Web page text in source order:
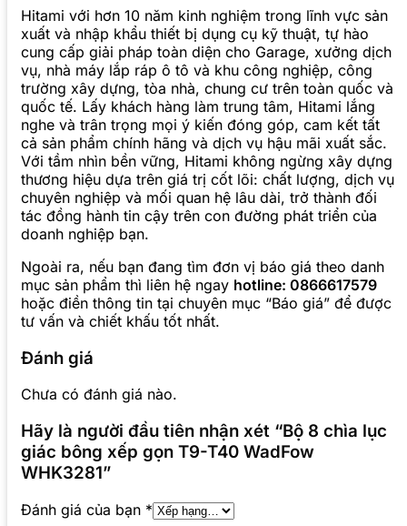
Hitami với hơn 10 năm kinh nghiệm trong lĩnh vực sản
xuất và nhập khẩu thiết bị dụng cụ kỹ thuật, tự hào
cung cấp giải pháp toàn diện cho Garage, xưởng dịch
vụ, nhà máy lắp ráp ô tô và khu công nghiệp, công
trường xây dựng, tòa nhà, chung cư trên toàn quốc và
quốc tế. Lấy khách hàng làm trung tâm, Hitami lắng
nghe và trân trọng mọi ý kiến đóng góp, cam kết tất
cả sản phẩm chính hãng và dịch vụ hậu mãi xuất sắc.
Với tầm nhìn bền vững, Hitami không ngừng xây dựng
thương hiệu dựa trên giá trị cốt lõi: chất lượng, dịch vụ
chuyên nghiệp và mối quan hệ lâu dài, trở thành đối
tác đồng hành tin cậy trên con đường phát triển của
doanh nghiệp bạn.
Ngoài ra, nếu bạn đang tìm đơn vị báo giá theo danh
mục sản phẩm thì liên hệ ngay hotline: 0866617579
hoặc điền thông tin tại chuyên mục “Báo giá” để được
tư vấn và chiết khấu tốt nhất.
Đánh giá
Chưa có đánh giá nào.
Hãy là người đầu tiên nhận xét “Bộ 8 chìa lục
giác bông xếp gọn T9-T40 WadFow
WHK3281”
Đánh giá của bạn *